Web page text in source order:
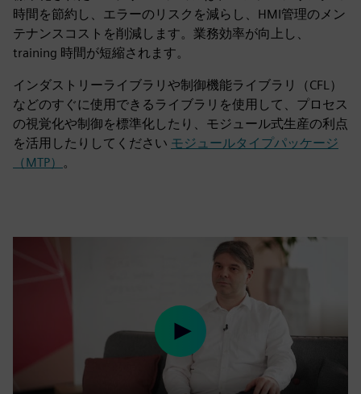
時間を節約し、エラーのリスクを減らし、HMI管理のメン
テナンスコストを削減します。業務効率が向上し、
training 時間が短縮されます。
インダストリーライブラリや制御機能ライブラリ（CFL）
などのすぐに使用できるライブラリを使用して、プロセス
の視覚化や制御を標準化したり、モジュール式生産の利点
を活用したりしてください モジュールタイプパッケージ
（MTP） 。
Play